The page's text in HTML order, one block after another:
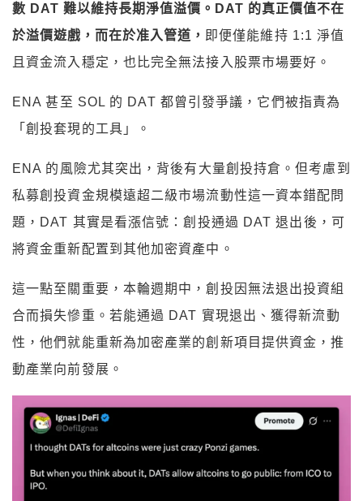
數 DAT 難以維持長期淨值溢價。DAT 的真正價值不在
於溢價遊戲，而在於准入管道， 即便僅能維持 1:1 淨值
且資金流入穩定，也比完全無法接入股票市場要好。
ENA 甚至 SOL 的 DAT 都曾引發爭議，它們被指責為
「創投套現的工具」。
ENA 的風險尤其突出，背後有大量創投持倉。但考慮到
私募創投資金規模遠超二級市場流動性這一資本錯配問
題，DAT 其實是看漲信號：創投通過 DAT 退出後，可
將資金重新配置到其他加密資產中。
這一點至關重要，本輪週期中，創投因無法退出投資組
合而損失慘重。若能通過 DAT 實現退出、獲得新流動
性，他們就能重新為加密產業的創新項目提供資金，推
動產業向前發展。